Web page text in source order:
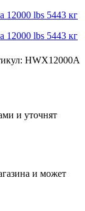
HWX12000A
и уточнят
и может